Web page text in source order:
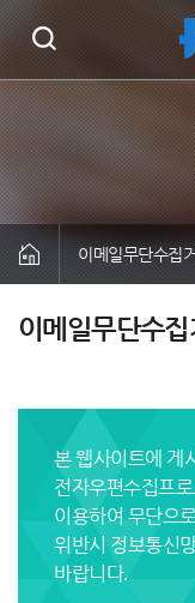
이메일무단수집
이메일무단수
본 웹사이트에 게
전자우편수집프
이용하여 무단으
위반시 정보통신
바랍니다.